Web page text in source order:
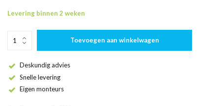
Levering binnen 2 weken
Toevoegen aan winkelwagen
Deskundig advies
Snelle levering
Eigen monteurs